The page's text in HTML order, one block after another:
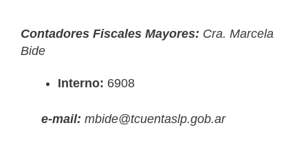
Contadores Fiscales Mayores: Cra. Marcela
Bide
Interno: 6908
e-mail: mbide@tcuentaslp.gob.ar